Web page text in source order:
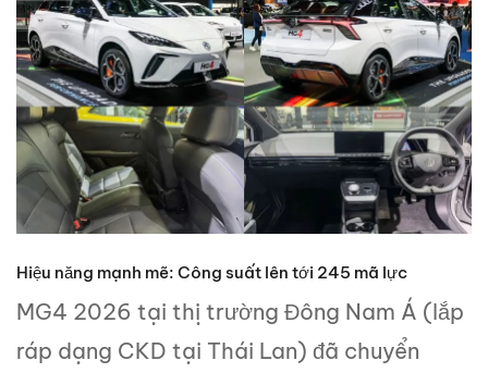
Hiệu năng mạnh mẽ: Công suất lên tới 245 mã lực
MG4 2026 tại thị trường Đông Nam Á (lắp
ráp dạng CKD tại Thái Lan) đã chuyển